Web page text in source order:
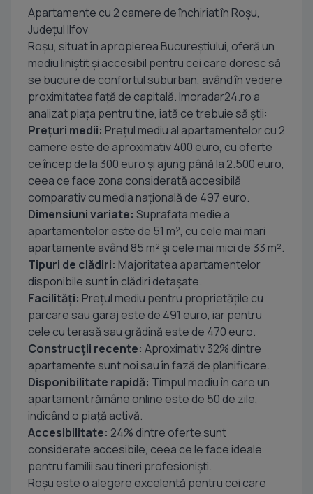
Apartamente cu 2 camere de închiriat în Roșu,
Județul Ilfov
Roșu, situat în apropierea Bucureștiului, oferă un
mediu liniștit și accesibil pentru cei care doresc să
se bucure de confortul suburban, având în vedere
proximitatea față de capitală. Imoradar24.ro a
analizat piața pentru tine, iată ce trebuie să știi:
Prețuri medii: Prețul mediu al apartamentelor cu 2
camere este de aproximativ 400 euro, cu oferte
ce încep de la 300 euro și ajung până la 2.500 euro,
ceea ce face zona considerată accesibilă
comparativ cu media națională de 497 euro.
Dimensiuni variate: Suprafața medie a
apartamentelor este de 51 m², cu cele mai mari
apartamente având 85 m² și cele mai mici de 33 m².
Tipuri de clădiri: Majoritatea apartamentelor
disponibile sunt în clădiri detașate.
Facilități: Prețul mediu pentru proprietățile cu
parcare sau garaj este de 491 euro, iar pentru
cele cu terasă sau grădină este de 470 euro.
Construcții recente: Aproximativ 32% dintre
apartamente sunt noi sau în fază de planificare.
Disponibilitate rapidă: Timpul mediu în care un
apartament rămâne online este de 50 de zile,
indicând o piață activă.
Accesibilitate: 24% dintre oferte sunt
considerate accesibile, ceea ce le face ideale
pentru familii sau tineri profesioniști.
Roșu este o alegere excelentă pentru cei care